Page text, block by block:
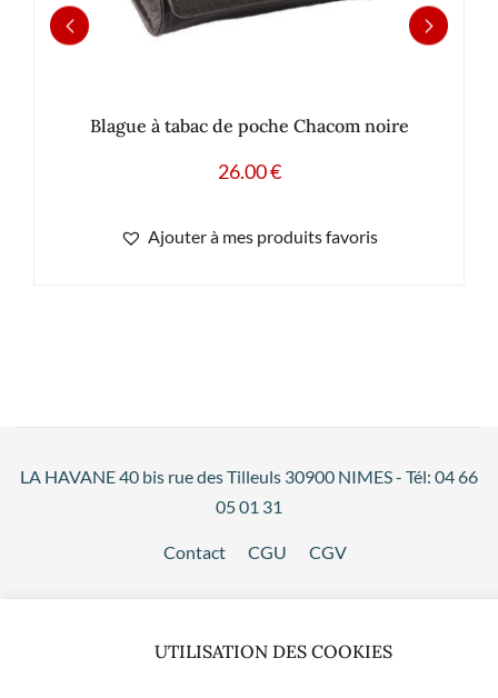
Blague à tabac de poche Chacom noire
26.00€
Ajouter à mes produits favoris
LA HAVANE 40 bis rue des Tilleuls 30900 NIMES - Tél: 04 66
05 01 31
Contact CGU CGV
UTILISATION DES COOKIES